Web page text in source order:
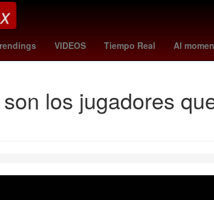
VIDEOS Tiempo Real Al
- angels mariners - tigers HBO spider-
los jugadores